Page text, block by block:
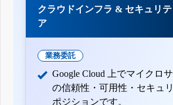
クラウドインフラ & セキュリ
ア
業務委託
Google Cloud 上でマイクロ
の信頼性・可用性・セキュ
ポジションです。